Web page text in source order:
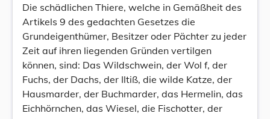
Die schädlichen Thiere, welche in Gemäßheit des
Artikels 9 des gedachten Gesetzes die
Grundeigenthümer, Besitzer oder Pächter zu jeder
Zeit auf ihren liegenden Gründen vertilgen
können, sind: Das Wildschwein, der Wol f, der
Fuchs, der Dachs, der Iltiß, die wilde Katze, der
Hausmarder, der Buchmarder, das Hermelin, das
Eichhörnchen, das Wiesel, die Fischotter, der